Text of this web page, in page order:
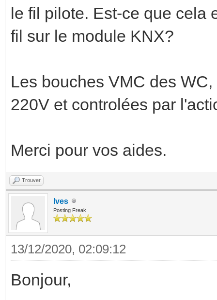
le fil pilote. Est-ce que cela
fil sur le module KNX?
Les bouches VMC des
220V et controlées par
Merci pour vos aides.
Trouver
Ives
Posting Freak
13/12/2020, 02:09:12
Bonjour,